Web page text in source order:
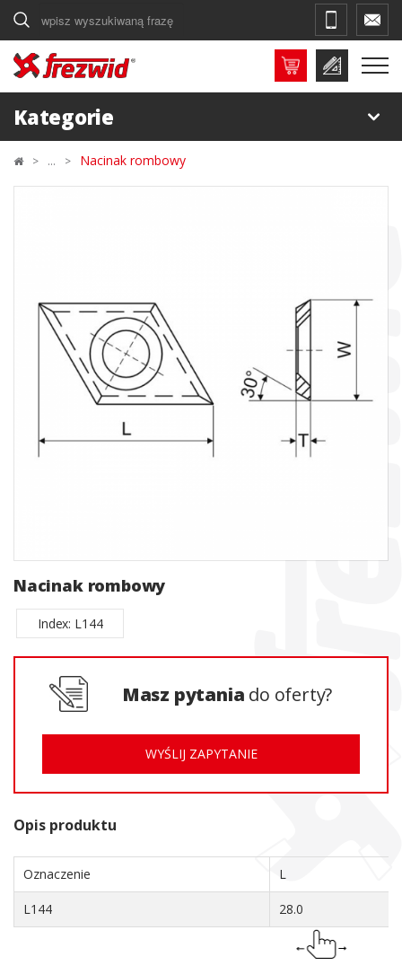
Szukaj
Kategorie
Nacinak rombowy
Nacinak rombowy
Index: L144
Masz pytania do oferty?
WYŚLIJ ZAPYTANIE
Opis produktu
Oznaczenie L
L144 28.0